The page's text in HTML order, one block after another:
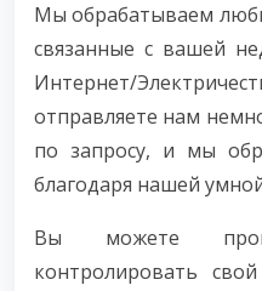
Мы обрабатываем
связанные с вашей
Интернет/
отправляете нам
по запросу, и мы
благодаря нашей
Вы можете
контролировать